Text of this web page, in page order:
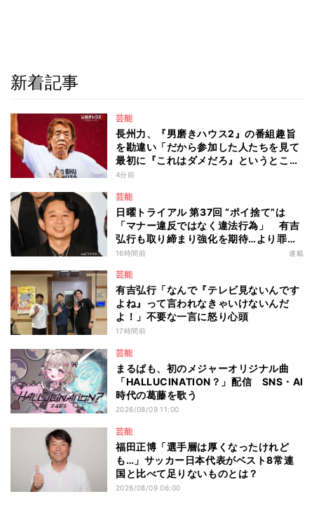
新着記事
芸能
長州力、『男磨きハウス2』の番組趣旨
を勘違い「だから参加した人たちを見て
最初に『これはダメだろ』というところ
からのスタートですね」
4分前
芸能
日曜トライアル 第37回 “ポイ捨て”は
「マナー違反ではなく違法行為」 有吉
弘行も取り締まり強化を期待…より罪が
重くなる“ポイ捨て”とは 大垣優希弁護
16時間前 連載
芸能
有吉弘行「なんで『テレビ見ないんです
よね』って言われなきゃいけないんだ
よ！」不要な一言に怒り心頭
17時間前
芸能
まるぱも、初のメジャーオリジナル曲
「HALLUCINATION？」配信 SNS・AI
時代の葛藤を歌う
2026/08/09 11:00
芸能
福田正博「選手層は厚くなったけれど
も…」サッカー日本代表がベスト8常連
国と比べて足りないものとは？
2026/08/09 06:00